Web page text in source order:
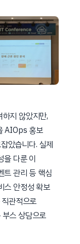
지 않았지만,
AIOps 홍보
았습니다. 실제
을 다룬 이
트 관리 등 핵심
스 안정성 확보
관적으로
스 상담으로